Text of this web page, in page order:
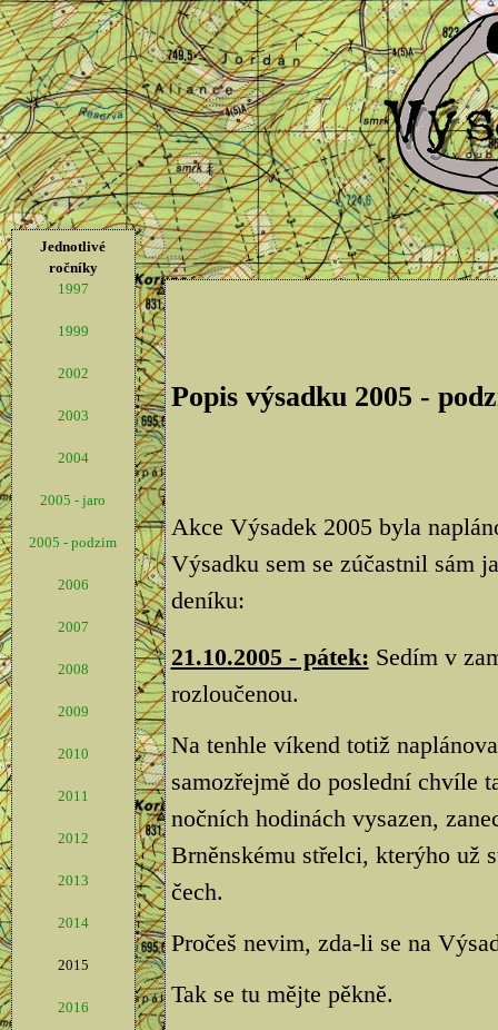
Jednotlivé
ročníky
1997
1999
2002
2003
2004
2005 - jaro
2005 - podzim
2006
2007
2008
2009
2010
2011
2012
2013
2014
2015
2016
Popis výsadku 2005 -
Akce Výsadek 2005 byla
Výsadku sem se zúčastnil sám
deníku:
21.10.2005 - pátek: Sedím v
rozloučenou.
Na tenhle víkend totiž
samozřejmě do poslední chvíle
nočních hodinách vysazen,
Brněnskému střelci, kterýho už
čech.
Pročeš nevim, zda-li se na
Tak se tu mějte pěkně.